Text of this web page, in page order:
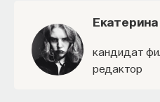
кандидат филологических наук,
редактор